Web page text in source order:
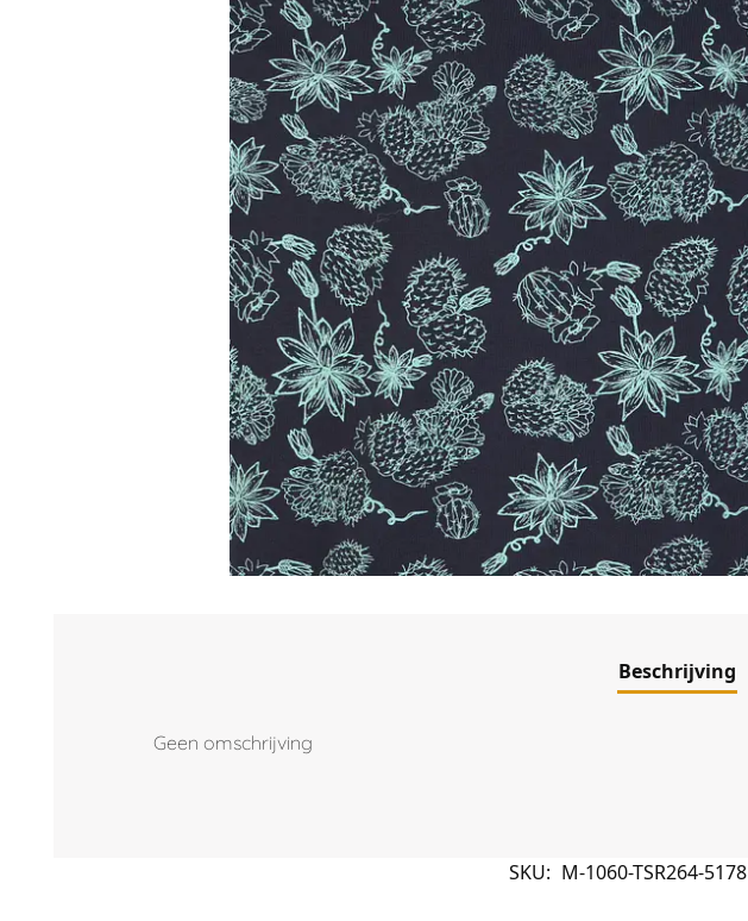
Beschrijving
Geen omschrijving
SKU: M-1060-TSR264-5178